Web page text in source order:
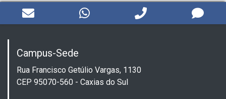
Campus-Sede
Rua Francisco Getúlio Vargas, 1130
CEP 95070-560 - Caxias do Sul